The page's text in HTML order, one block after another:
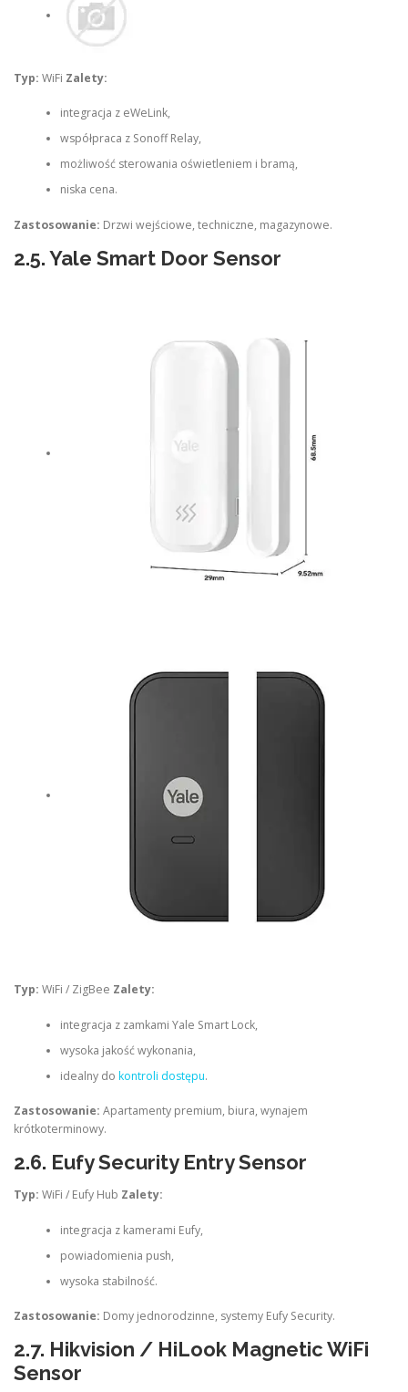
Typ: WiFi Zalety:
integracja z eWeLink,
współpraca z Sonoff Relay,
możliwość sterowania oświetleniem i bramą,
niska cena.
Zastosowanie: Drzwi wejściowe, techniczne, magazynowe.
2.5.Yale Smart Door Sensor
Typ: WiFi / ZigBee Zalety:
integracja z zamkami Yale Smart Lock,
wysoka jakość wykonania,
idealny do kontroli dostępu.
Zastosowanie: Apartamenty premium, biura, wynajem
krótkoterminowy.
2.6. Eufy Security Entry Sensor
Typ: WiFi / Eufy Hub Zalety:
integracja z kamerami Eufy,
powiadomienia push,
wysoka stabilność.
Zastosowanie: Domy jednorodzinne, systemy Eufy Security.
2.7. Hikvision / HiLook Magnetic WiFi
Sensor